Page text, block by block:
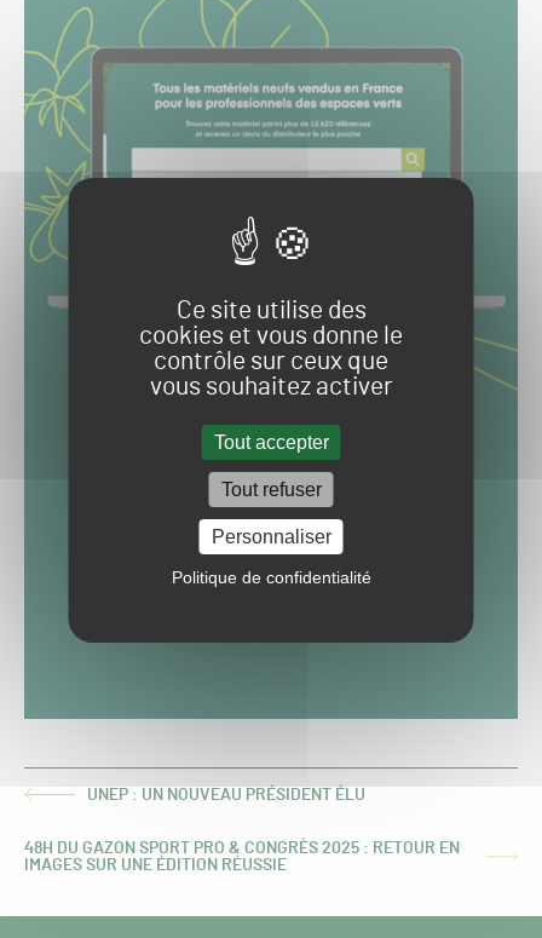
Ce site utilise des
cookies et vous donne le
contrôle sur ceux que
vous souhaitez activer
Tout accepter
Tout refuser
Personnaliser
Politique de confidentialité
ARTICLEUNEP : UN NOUVEAU PRÉSIDENT ÉLU
ARTICLE
48H DU GAZON SPORT PRO & CONGRÈS 2025 : RETOUR EN
IMAGES SUR UNE ÉDITION RÉUSSIE